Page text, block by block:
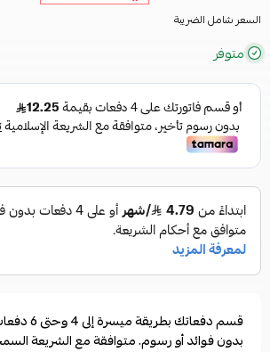
السعر شامل الضريبة
متوفر
قسم دفعاتك بطريقة ميسرة
بدون فوائد أو رسوم. متوافقة مع الشريعة